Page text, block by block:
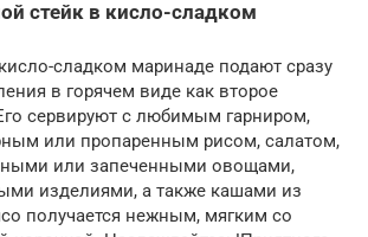
стейк в кисло-сладком
сладком маринаде подают сразу
в горячем виде как второе
сервируют с любимым гарниром,
или пропаренным рисом, салатом,
или запеченными овощами,
изделиями, а также кашами из
получается нежным, мягким со